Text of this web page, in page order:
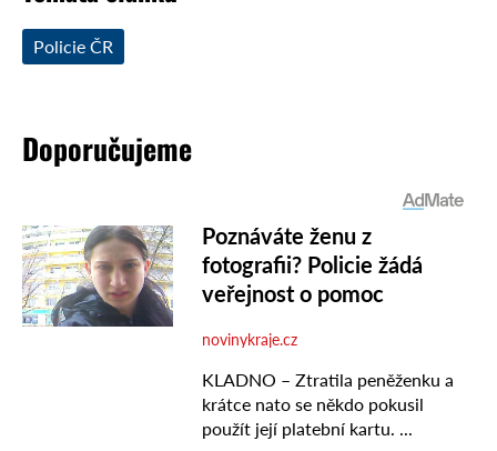
Policie ČR
Doporučujeme